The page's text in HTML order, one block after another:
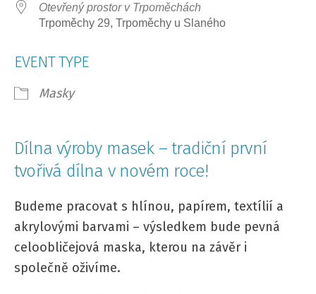
Otevřený prostor v Trpoměchách
Trpoměchy 29, Trpoměchy u Slaného
EVENT TYPE
Masky
Dílna výroby masek – tradiční první
tvořivá dílna v novém roce!
Budeme pracovat s hlínou, papírem, textílií a
akrylovými barvami – výsledkem bude pevná
celoobličejová maska, kterou na závěr i
společně oživíme.